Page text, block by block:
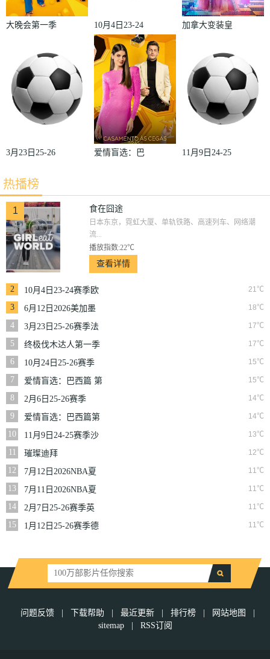
大晚会第一季
10月4日23-24
赛季欧冠小组
赛第2轮那不
勒斯VS皇家
马德里
加拿大变装皇
对阵世界
2022
3月23日25-26
轮雷恩VS梅
斯
爱情盲选：巴
11月9日24-25
利
热播榜
1 食在囧途
日本东京，霓虹大厦、单轨铁路、高速列车、网络潮
流...
播放指数:22℃
查看详情
2 21℃
10月4日23-24赛季欧
冠小组赛第2轮那不
勒斯VS皇家马德里
3 18℃
6月12日2026美加墨
世界杯小组赛韩国VS
捷克
4 17℃
3月23日25-26赛季法
甲第27轮雷恩VS梅斯
5 17℃
终极伐木达人第一季
6
15℃
10月24日25-26赛季
NBA常规赛掘金VS
勇士
7 15℃
爱情盲选：巴西篇 第
二季
8 14℃
2月6日25-26赛季
NBA常规赛篮网VS
魔术
9 14℃
爱情盲选：巴西篇第
二季
10 13℃
11月9日24-25赛季沙
联第10轮利雅得体育
VS利雅得胜利
11 12℃
璀璨迪拜
12
11℃
7月12日2026NBA夏
季联赛尼克斯VS马刺
13 11℃
7月11日2026NBA夏
季联赛公牛VS灰熊
14 11℃
2月7日25-26赛季英
超第25轮伯恩利VS西
汉姆联
15 11℃
1月12日25-26赛季德
问题反馈 下载帮助 最近更新 排行榜 网站地图
sitemap
RSS订阅